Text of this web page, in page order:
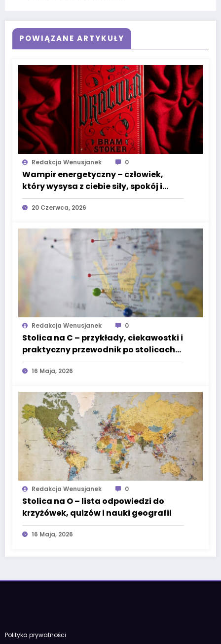
POWIĄZANE ARTYKUŁY
Redakcja Wenusjanek 0
Wampir energetyczny – człowiek,
który wysysa z ciebie siły, spokój i
życiową moc
20 Czerwca, 2026
Redakcja Wenusjanek 0
Stolica na C – przykłady, ciekawostki i
praktyczny przewodnik po stolicach
świata
16 Maja, 2026
Redakcja Wenusjanek 0
Stolica na O – lista odpowiedzi do
krzyżówek, quizów i nauki geografii
16 Maja, 2026
Polityka prywatności